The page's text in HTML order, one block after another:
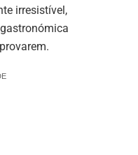
irresistível,